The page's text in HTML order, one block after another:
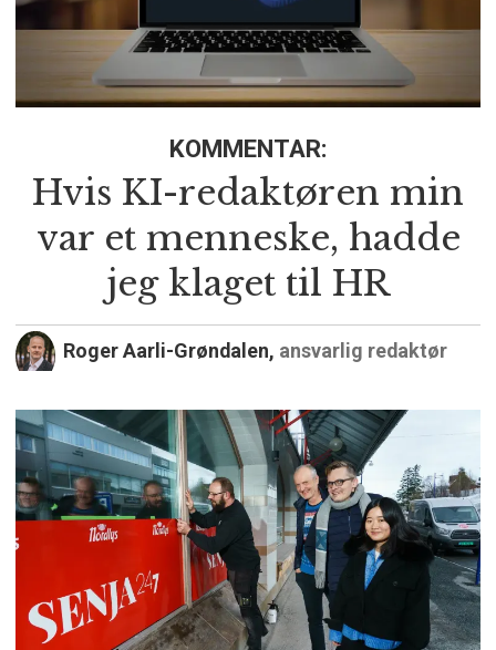
KOMMENTAR:
Hvis KI-redaktøren min
var et menneske, hadde
jeg klaget til HR
Roger Aarli-Grøndalen, ansvarlig redaktør